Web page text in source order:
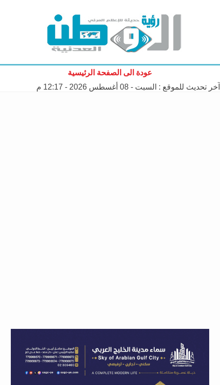
عودة الى الصفحة الرئيسية
آخر تحديث للموقع : السبت - 08 أغسطس 2026 - 12:17 م